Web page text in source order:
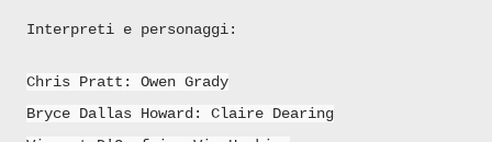
Interpreti e personaggi:
Chris Pratt : Owen Grady
Bryce Dallas Howard : Claire Dearing